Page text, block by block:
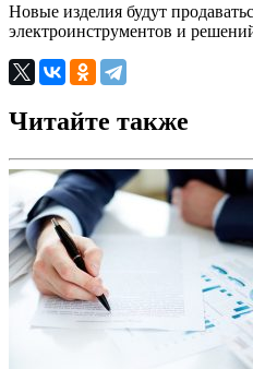
Новые изделия будут
электроинструментов и
Читайте также